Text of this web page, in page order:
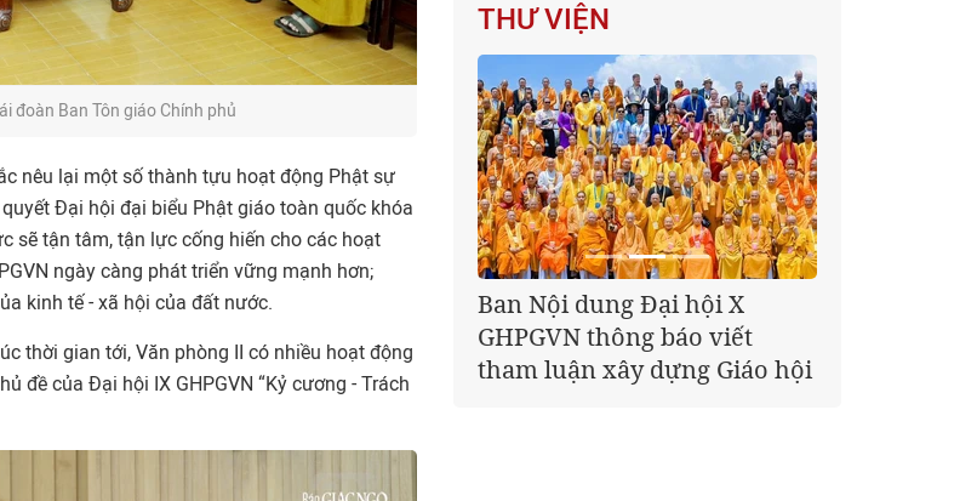
đoàn Ban Tôn giáo Chính phủ
nêu lại một số thành tựu hoạt động Phật sự
Đại hội đại biểu Phật giáo toàn quốc khóa
sẽ tận tâm, tận lực cống hiến cho các hoạt
ngày càng phát triển vững mạnh hơn;
kinh tế - xã hội của đất nước.
thời gian tới, Văn phòng II có nhiều hoạt động
đề của Đại hội IX GHPGVN “Kỷ cương - Trách
THƯ VIỆN
Giáo hội kêu gọi Tăng Ni,
Phật tử cả nước thể hiện tấm
lòng tri ân trọn vẹn nghĩa